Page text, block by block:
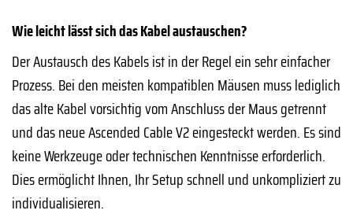
Wie leicht lässt sich das Kabel austauschen?
Der Austausch des Kabels ist in der Regel ein sehr einfacher
Prozess. Bei den meisten kompatiblen Mäusen muss lediglich
das alte Kabel vorsichtig vom Anschluss der Maus getrennt
und das neue Ascended Cable V2 eingesteckt werden. Es sind
keine Werkzeuge oder technischen Kenntnisse erforderlich.
Dies ermöglicht Ihnen, Ihr Setup schnell und unkompliziert zu
individualisieren.